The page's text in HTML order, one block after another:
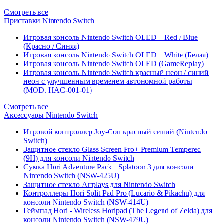
Смотреть все
Приставки Nintendo Switch
Игровая консоль Nintendo Switch OLED – Red / Blue
(Красно / Синяя)
Игровая консоль Nintendo Switch OLED – White (Белая)
Игровая консоль Nintendo Switch OLED (GameReplay)
Игровая консоль Nintendo Switch красный неон / синий
неон с улучшенным временем автономной работы
(MOD. HAC-001-01)
Смотреть все
Аксессуары Nintendo Switch
Игровой контроллер Joy-Con красный синий (Nintendo
Switch)
Защитное стекло Glass Screen Pro+ Premium Tempered
(9H) для консоли Nintendo Switch
Сумка Hori Adventure Pack - Splatoon 3 для консоли
Nintendo Switch (NSW-425U)
Защитное стекло Artplays для Nintendo Switch
Контроллеры Hori Split Pad Pro (Lucario & Pikachu) для
консоли Nintendo Switch (NSW-414U)
Геймпад Hori - Wireless Horipad (The Legend of Zelda) для
консоли Nintendo Switch (NSW-479U)